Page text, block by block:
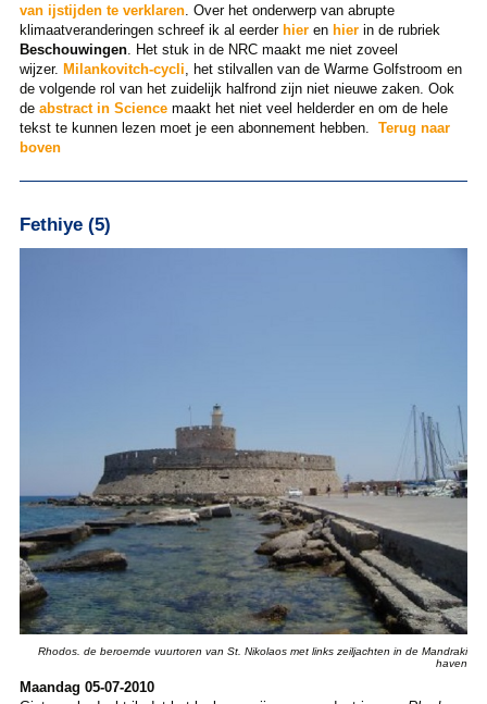
van ijstijden te verklaren. Over het onderwerp van abrupte
klimaatveranderingen schreef ik al eerder hieren hierin de rubriek
Beschouwingen. Het stuk in de NRC maakt me niet zoveel
wijzer. Milankovitch-cycli , het stilvallen van de Warme Golfstroom en
de volgende rol van het zuidelijk halfrond zijn niet nieuwe zaken. Ook
de abstract in Science maakt het niet veel helderder en om de hele
tekst te kunnen lezen moet je een abonnement hebben. Terug naar
boven
Fethiye (5)
Rhodos. de beroemde vuurtoren van St. Nikolaos met links zeiljachten in de Mandraki
haven
Maandag 05-07-2010